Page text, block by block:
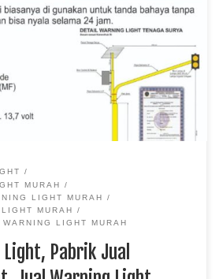
Light Papua, Jual Warning Light
Light Harga Murah di
Pabrik Rambu – Warning light sejenis
pun sama sama sebuah lampu
para pengguna jalan. Namun
MURAH
LIGHT MURAH
MURAH
WARNING LIGHT MURAH
Pabrik Jual